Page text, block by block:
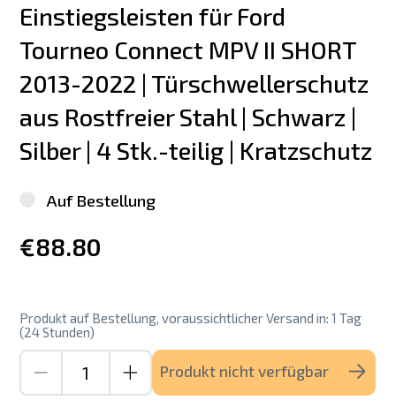
Einstiegsleisten für Ford
Tourneo Connect MPV II SHORT
2013-2022 | Türschwellerschutz
aus Rostfreier Stahl | Schwarz |
Silber | 4 Stk.-teilig | Kratzschutz
Auf Bestellung
€88.80
Produkt auf Bestellung, voraussichtlicher Versand in: 1 Tag
(24 Stunden)
Produkt nicht verfügbar